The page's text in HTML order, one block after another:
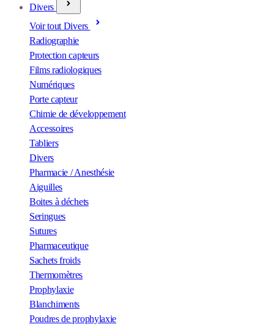
Divers
Voir tout Divers
Radiographie
Protection capteurs
Films radiologiques
Numériques
Porte capteur
Chimie de développement
Accessoires
Tabliers
Divers
Pharmacie / Anesthésie
Aiguilles
Boites à déchets
Seringues
Sutures
Pharmaceutique
Sachets froids
Thermomètres
Prophylaxie
Blanchiments
Poudres de prophylaxie